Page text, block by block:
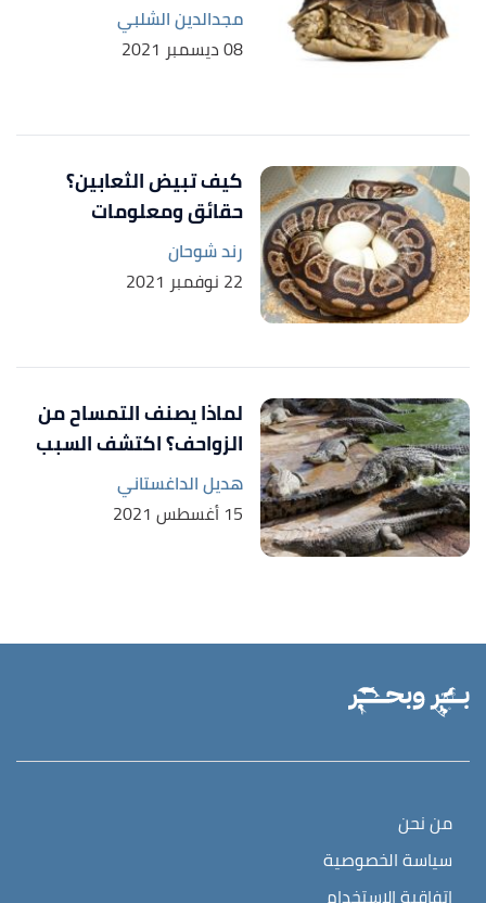
مجدالدين الشلبي
08 ديسمبر 2021
كيف تبيض الثعابين؟
حقائق ومعلومات
رند شوحان
22 نوفمبر 2021
لماذا يصنف التمساح من
الزواحف؟ اكتشف السبب
هديل الداغستاني
15 أغسطس 2021
من نحن
سياسة الخصوصية
اتفاقية الاستخدام